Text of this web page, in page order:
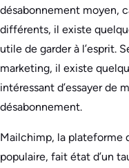
désabonnement moyen,
différents, il existe
utile de garder à l’esprit.
marketing, il existe
intéressant d’essayer de
désabonnement.
Mailchimp, la plateforme
populaire, fait état d’un